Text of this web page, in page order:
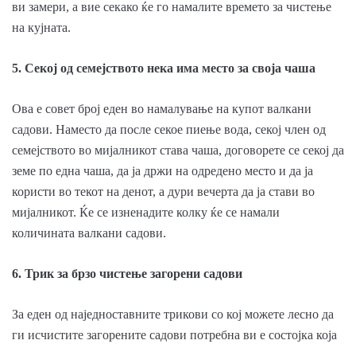
ви замери, а вие секако ќе го намалите времето за чистење
на кујната.
5. Секој од семејството нека има место за своја чаша
Ова е совет број еден во намалување на купот валкани
садови. Наместо да после секое пиење вода, секој член од
семејството во мијалникот става чаша, договорете се секој да
земе по една чаша, да ја држи на одредено место и да ја
користи во текот на денот, а дури вечерта да ја стави во
мијалникот. Ќе се изненадите колку ќе се намали
количината валкани садови.
6. Трик за брзо чистење загорени садови
За еден од наједноставните трикови со кој можете лесно да
ги исчистите загорените садови потребна ви е состојка која